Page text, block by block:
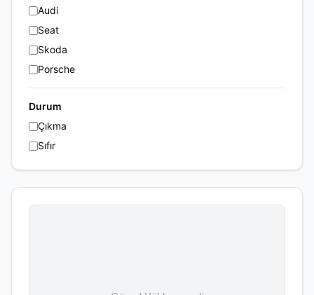
Audi
Seat
Skoda
Porsche
Durum
Çıkma
Sıfır